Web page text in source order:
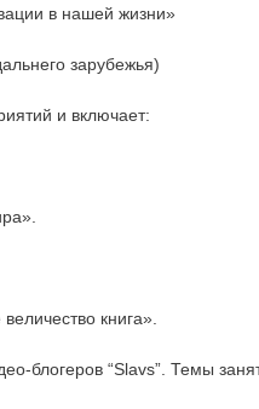
в нашей жизни»
зарубежья)
и включает:
книга».
блогеров “Slavs”. Темы